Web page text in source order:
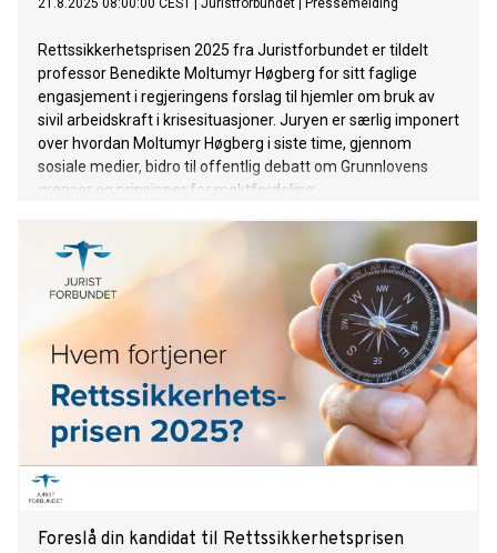
21.8.2025 08:00:00 CEST Juristforbundet Pressemelding
Rettssikkerhetsprisen 2025 fra Juristforbundet er tildelt
professor Benedikte Moltumyr Høgberg for sitt faglige
engasjement i regjeringens forslag til hjemler om bruk av
sivil arbeidskraft i krisesituasjoner. Juryen er særlig imponert
over hvordan Moltumyr Høgberg i siste time, gjennom
sosiale medier, bidro til offentlig debatt om Grunnlovens
grenser og prinsipper for maktfordeling
Foreslå din kandidat til Rettssikkerhetsprisen